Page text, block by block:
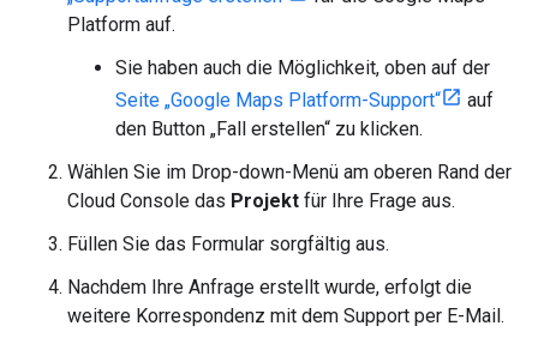
Platform auf.
Sie haben auch die Möglichkeit, oben auf der
Seite „Google Maps Platform-Support“
auf
den Button „Fall erstellen“ zu klicken.
Wählen Sie im Drop-down-Menü am oberen Rand der
Cloud Console das Projekt für Ihre Frage aus.
Füllen Sie das Formular sorgfältig aus.
Nachdem Ihre Anfrage erstellt wurde, erfolgt die
weitere Korrespondenz mit dem Support per E-Mail.